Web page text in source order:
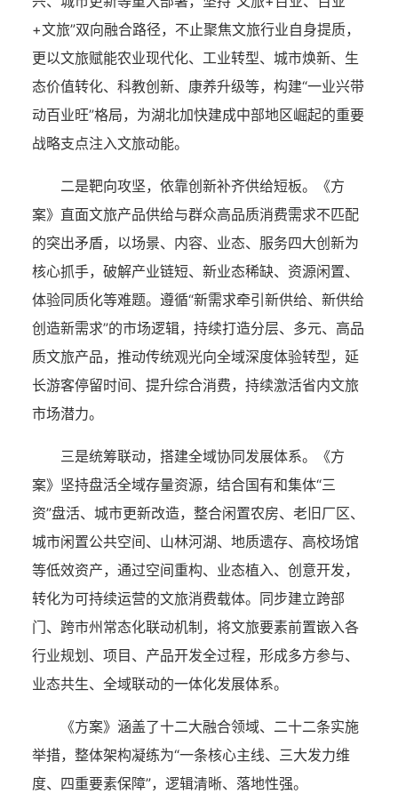
+文旅”双向融合路径，不止聚焦文旅行业自身提质，
更以文旅赋能农业现代化、工业转型、城市焕新、生
态价值转化、科教创新、康养升级等，构建“一业兴带
动百业旺”格局，为湖北加快建成中部地区崛起的重要
战略支点注入文旅动能。
二是靶向攻坚，依靠创新补齐供给短板。《方
案》直面文旅产品供给与群众高品质消费需求不匹配
的突出矛盾，以场景、内容、业态、服务四大创新为
核心抓手，破解产业链短、新业态稀缺、资源闲置、
体验同质化等难题。遵循“新需求牵引新供给、新供给
创造新需求”的市场逻辑，持续打造分层、多元、高品
质文旅产品，推动传统观光向全域深度体验转型，延
长游客停留时间、提升综合消费，持续激活省内文旅
市场潜力。
三是统筹联动，搭建全域协同发展体系。《方
案》坚持盘活全域存量资源，结合国有和集体“三
资”盘活、城市更新改造，整合闲置农房、老旧厂区、
城市闲置公共空间、山林河湖、地质遗存、高校场馆
等低效资产，通过空间重构、业态植入、创意开发，
转化为可持续运营的文旅消费载体。同步建立跨部
门、跨市州常态化联动机制，将文旅要素前置嵌入各
行业规划、项目、产品开发全过程，形成多方参与、
业态共生、全域联动的一体化发展体系。
《方案》涵盖了十二大融合领域、二十二条实施
举措，整体架构凝练为“一条核心主线、三大发力维
度、四重要素保障”，逻辑清晰、落地性强。